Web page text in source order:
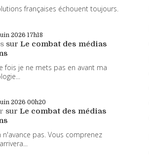
françaises échouent toujours.
2026 17h18
sur Le combat des médias
fois je ne mets pas en avant ma
2026 00h20
sur Le combat des médias
n'avance pas. Vous comprenez